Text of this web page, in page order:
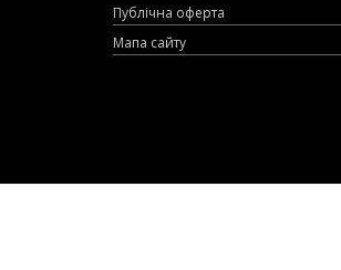
Публічна оферта
Мапа сайту